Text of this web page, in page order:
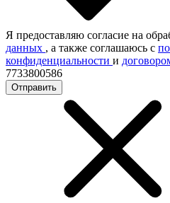
Я предоставляю согласие на
данных , а также соглашаюсь с
конфиденциальности и
7733800586
Отправить